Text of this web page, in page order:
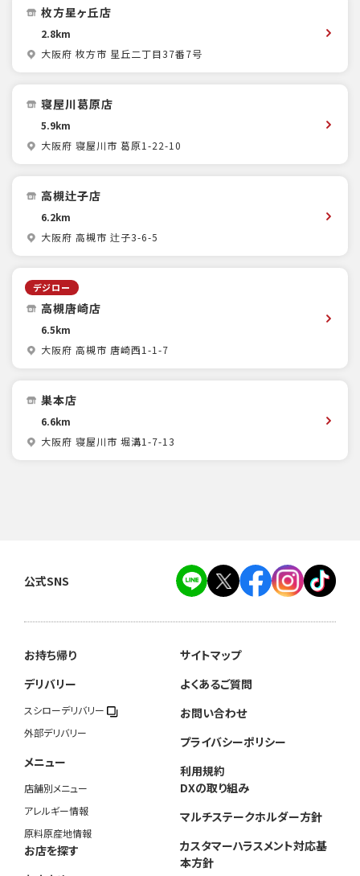
枚方星ヶ丘店
2.8km
大阪府 枚方市 星丘二丁目37番7号
寝屋川葛原店
5.9km
大阪府 寝屋川市 葛原1-22-10
高槻辻子店
6.2km
大阪府 高槻市 辻子3-6-5
デジロー
高槻唐崎店
6.5km
大阪府 高槻市 唐崎西1-1-7
巣本店
6.6km
大阪府 寝屋川市 堀溝1-7-13
公式SNS
お持ち帰り
デリバリー
スシローデリバリー
外部デリバリー
メニュー
店舗別メニュー
アレルギー情報
原料原産地情報
お店を探す
サイトマップ
よくあるご質問
お問い合わせ
プライバシーポリシー
利用規約
DXの取り組み
マルチステークホルダー方針
カスタマーハラスメント対応基
本方針